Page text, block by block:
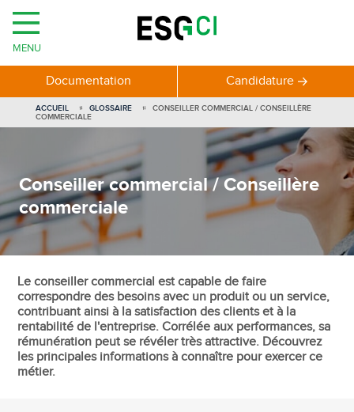
Conseiller commercial / Conseillère
commerciale
ACCUEIL GLOSSAIRE
CONSEILLER COMMERCIAL / CONSEILLÈRE
COMMERCIALE
Le conseiller commercial est capable de faire
correspondre des besoins avec un produit ou un service,
contribuant ainsi à la satisfaction des clients et à la
rentabilité de l'entreprise. Corrélée aux performances, sa
rémunération peut se révéler très attractive. Découvrez
les principales informations à connaître pour exercer ce
métier.
MENU
Documentation Candidature